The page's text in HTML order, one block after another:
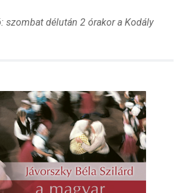
szombat délután 2 órakor a Kodály